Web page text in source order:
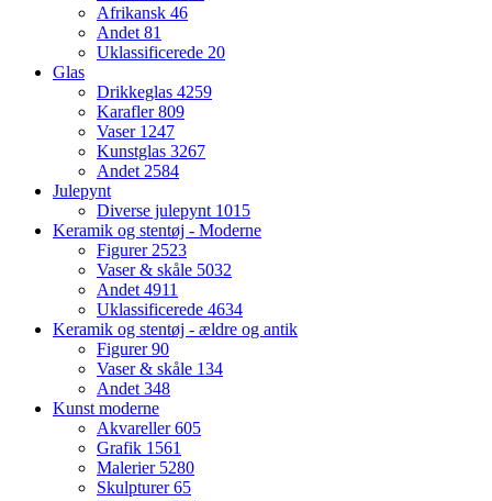
Afrikansk 46
Andet 81
Uklassificerede 20
Glas
Drikkeglas 4259
Karafler809
Vaser 1247
Kunstglas 3267
Andet 2584
Julepynt
Diverse julepynt 1015
Keramik og stentøj - Moderne
Figurer 2523
Vaser & skåle 5032
Andet 4911
Uklassificerede 4634
Keramik og stentøj - ældre og antik
Figurer90
Vaser & skåle 134
Andet 348
Kunst moderne
Akvareller605
Grafik 1561
Malerier 5280
Skulpturer65